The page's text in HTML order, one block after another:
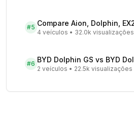
#5
4 veículos • 32.0k visualizações
#6
2 veículos • 22.5k visualizações